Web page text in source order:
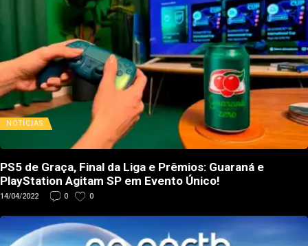
NOTÍCIAS
PS5 de Graça, Final da Liga e Prêmios: Guaraná e
PlayStation Agitam SP em Evento Único!
14/04/2022 0 0